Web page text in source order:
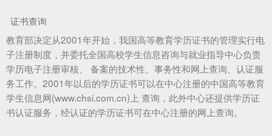
证书查询
教育部决定从2001年开始，我国高等教育学历证书的管理实行电
子注册制度，并委托全国高校学生信息咨询与就业指导中心负责
学历电子注册审核、 备案的技术性、事务性和网上查询、认证服
务工作。2001年以后的学历证书可以在中心注册的中国高等教育
学生信息网(www.chsi.com.cn)上 查询，此外中心还提供学历证
书认证服务，经认证的学历证书可在中心注册的网上查询。